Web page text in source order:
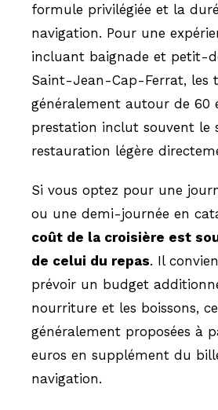
formule privilégiée et la
navigation. Pour une
incluant baignade et petit-
Saint-Jean-Cap-Ferrat, les
généralement autour de 60
prestation inclut souvent le
restauration légère
Si vous optez pour une
ou une demi-journée en
coût de la croisière est
de celui du repas. Il
prévoir un budget
nourriture et les boissons,
généralement proposées à
euros en supplément du
navigation.